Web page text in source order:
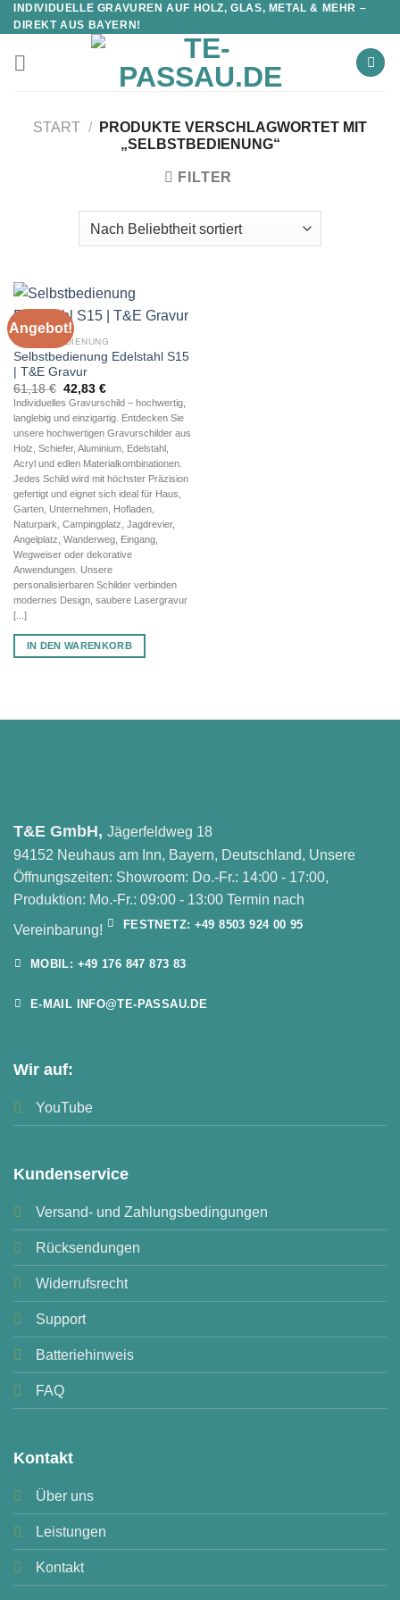
INDIVIDUELLE GRAVUREN AUF HOLZ, GLAS, METAL & MEHR –
DIREKT AUS BAYERN!
START /
PRODUKTE VERSCHLAGWORTET MIT
„SELBSTBEDIENUNG“
FILTER
Angebot!
SELBSTBEDIENUNG
Selbstbedienung Edelstahl S15
| T&E Gravur
61,18€ Ursprünglicher
Preis
war:
61,18 €
42,83 €Aktueller
Preis
ist:
42,83 €.
Individuelles Gravurschild – hochwertig,
langlebig und einzigartig. Entdecken Sie
unsere hochwertigen Gravurschilder aus
Holz, Schiefer, Aluminium, Edelstahl,
Acryl und edlen Materialkombinationen.
Jedes Schild wird mit höchster Präzision
gefertigt und eignet sich ideal für Haus,
Garten, Unternehmen, Hofladen,
Naturpark, Campingplatz, Jagdrevier,
Angelplatz, Wanderweg, Eingang,
Wegweiser oder dekorative
Anwendungen. Unsere
personalisierbaren Schilder verbinden
modernes Design, saubere Lasergravur
[...]
IN DEN WARENKORB
T&E GmbH, Jägerfeldweg 18
94152 Neuhaus am Inn, Bayern, Deutschland, Unsere
Öffnungszeiten: Showroom: Do.-Fr.: 14:00 - 17:00,
Produktion: Mo.-Fr.: 09:00 - 13:00 Termin nach
Vereinbarung!
FESTNETZ: +49 8503 924 00 95
MOBIL: +49 176 847 873 83
E-MAIL INFO@TE-PASSAU.DE
Wir auf:
YouTube
Kundenservice
Versand- und Zahlungsbedingungen
Rücksendungen
Widerrufsrecht
Support
Batteriehinweis
FAQ
Kontakt
Über uns
Leistungen
Kontakt